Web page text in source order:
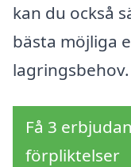
kan du också
bästa möjliga
lagringsbehov.
Få 3
förpliktelser